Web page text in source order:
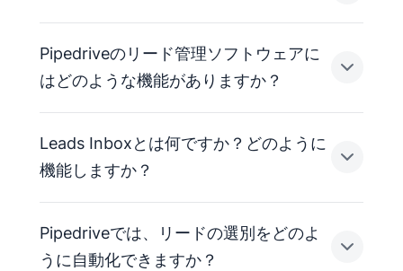
リード管理ソフトウェアは、営業チームがリード
優れたソリューションでは、パイプライン管理、
リードスコアリング、自動割り当てなどの機能を
活用できるため、営業担当者は手作業の管理業務
ではなく、成立の可能性が高い商機に時間を使え
ます。
Pipedriveのリード管理ソフトウェアに
はどのような機能がありますか？
Pipedriveのリード管理ソフトウェアには、Leads
管理、メッセージングインボックス、
による
AI搭載リードスコアリングが含まれています。
Leads Inboxとは何ですか？どのように
機能しますか？
Leads Inboxは、受信したリードを選別できる状態
Pipedriveでは、リードの選別をどのよ
うに自動化できますか？